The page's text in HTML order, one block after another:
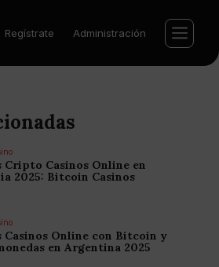
Regístrate Administración
Cripto Casinos Online en
2025: Bitcoin Casinos
Casinos Online con Bitcoin y
en Argentina 2025